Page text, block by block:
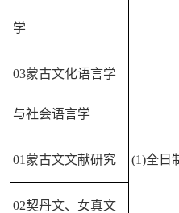
学
03蒙古文化语言学
与社会语言学
01 蒙古文文献研究 (1)全日
02契丹文、女真文